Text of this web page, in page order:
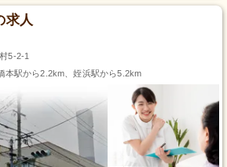
求人
5-2-1
本駅から2.2km、姪浜駅から5.2km